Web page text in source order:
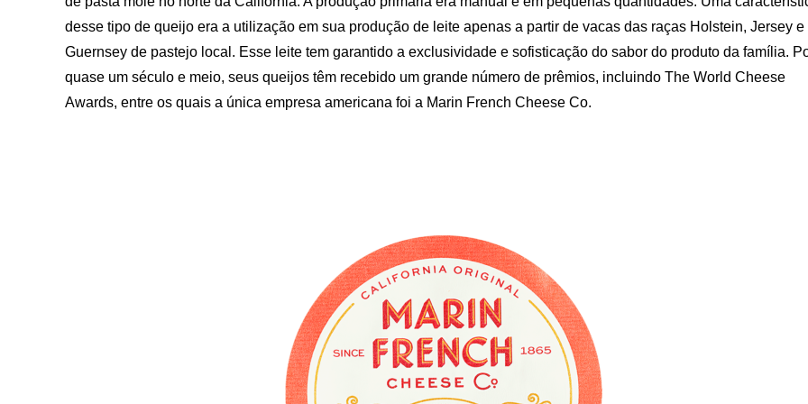
desse tipo de queijo era a utilização em sua produção de leite apenas a partir de vacas das raças Holstein, Jersey e
Guernsey de pastejo local. Esse leite tem garantido a exclusividade e sofisticação do sabor do produto da família.
quase um século e meio, seus queijos têm recebido um grande número de prêmios, incluindo The World Cheese
Awards, entre os quais a única empresa americana foi a Marin French Cheese Co.